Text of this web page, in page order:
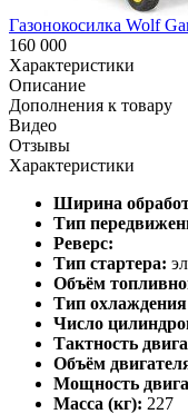
Газонокосилка Wolf
160 000
Характеристики
Описание
Дополнения к товару
Видео
Отзывы
Характеристики
Ширина
Тип
Реверс:
Тип стартера:
Объём
Тип охлаждения
Число
Тактность
Объём
Мощность
Масса (кг): 227